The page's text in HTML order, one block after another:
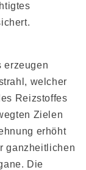
erzeugen
welcher
Reizstoffes
Zielen
erhöht
ganzheitlichen
Die